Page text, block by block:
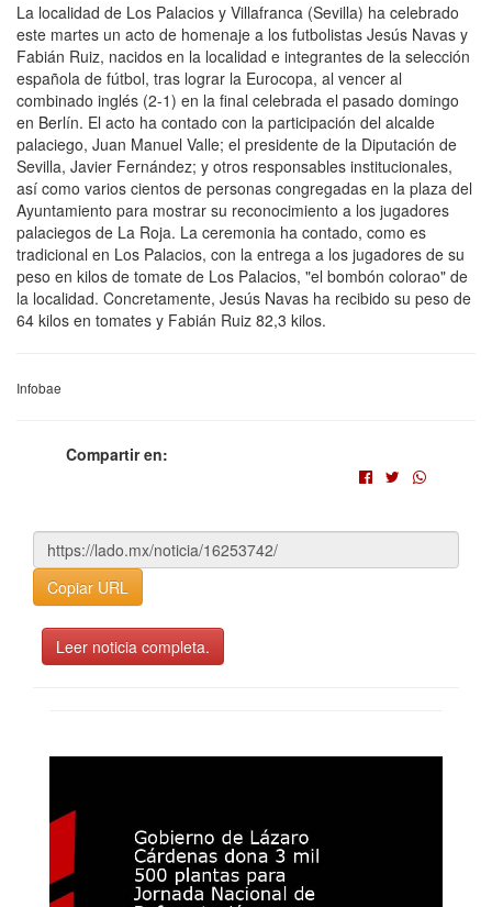
La localidad de Los Palacios y Villafranca (Sevilla) ha celebrado
este martes un acto de homenaje a los futbolistas Jesús Navas y
Fabián Ruiz, nacidos en la localidad e integrantes de la selección
española de fútbol, tras lograr la Eurocopa, al vencer al
combinado inglés (2-1) en la final celebrada el pasado domingo
en Berlín. El acto ha contado con la participación del alcalde
palaciego, Juan Manuel Valle; el presidente de la Diputación de
Sevilla, Javier Fernández; y otros responsables institucionales,
así como varios cientos de personas congregadas en la plaza del
Ayuntamiento para mostrar su reconocimiento a los jugadores
palaciegos de La Roja. La ceremonia ha contado, como es
tradicional en Los Palacios, con la entrega a los jugadores de su
peso en kilos de tomate de Los Palacios, "el bombón colorao" de
la localidad. Concretamente, Jesús Navas ha recibido su peso de
64 kilos en tomates y Fabián Ruiz 82,3 kilos.
Infobae
Compartir en:
Copiar URL
Leer noticia completa.